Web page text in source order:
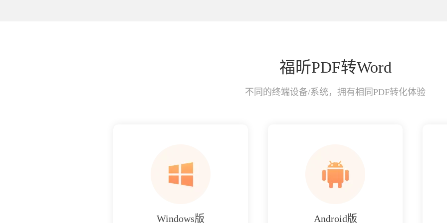
福昕PDF转Word
不同的终端设备/系统，拥有相同PDF转化体验
Windows版 Android版